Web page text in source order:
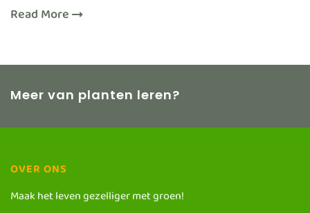
Read More
Meer van planten leren?
OVER ONS
Maak het leven gezelliger met groen!